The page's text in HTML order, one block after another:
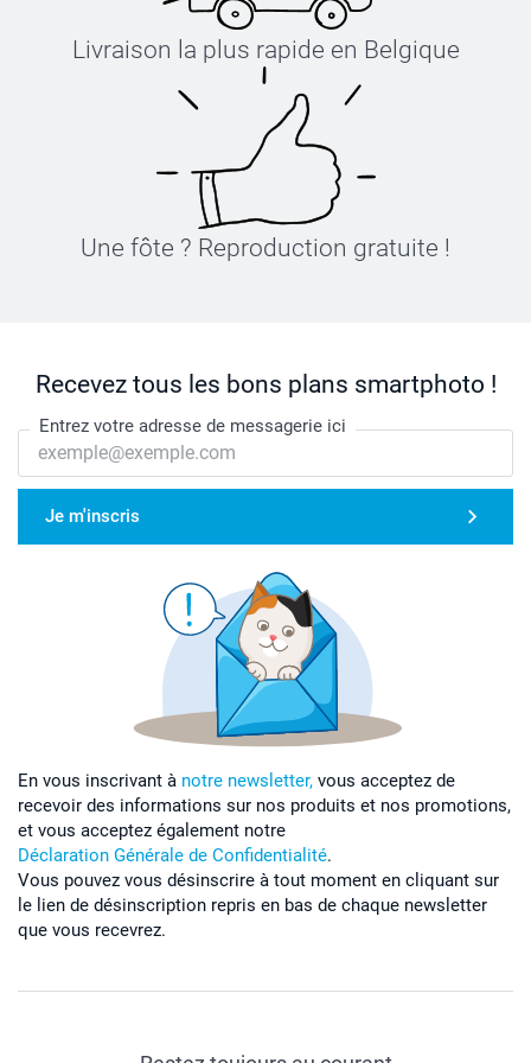
Livraison la plus rapide en Belgique
Une fôte ? Reproduction gratuite !
Recevez tous les bons plans smartphoto !
Entrez votre adresse de messagerie ici
Je m'inscris
En vous inscrivant à notre newsletter, vous acceptez de
recevoir des informations sur nos produits et nos promotions,
et vous acceptez également notre
Déclaration Générale de Confidentialité.
Vous pouvez vous désinscrire à tout moment en cliquant sur
le lien de désinscription repris en bas de chaque newsletter
que vous recevrez.